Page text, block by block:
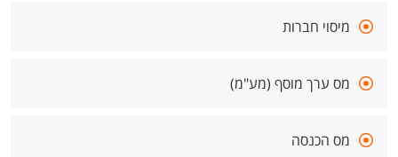
מיסוי חברות
מס ערך מוסף (מע"מ)
מס הכנסה